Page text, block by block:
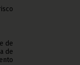
de
de